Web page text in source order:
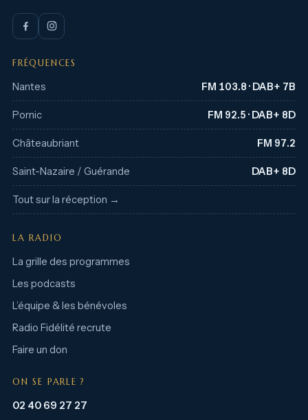
FRÉQUENCES
Nantes FM 103.8 · DAB+ 7B
Pornic FM 92.5 · DAB+ 8D
Châteaubriant FM 97.2
Saint-Nazaire / Guérande DAB+ 8D
Tout sur la réception →
LA RADIO
La grille des programmes
Les podcasts
L’équipe & les bénévoles
Radio Fidélité recrute
Faire un don
ON SE PARLE ?
02 40 69 27 27